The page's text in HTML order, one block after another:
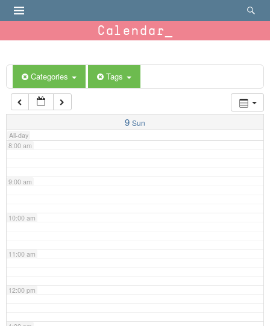
Calendar
Categories Tags
9 Sun
All-day
6:00 am
7:00 am
8:00 am
9:00 am
10:00 am
11:00 am
12:00 pm